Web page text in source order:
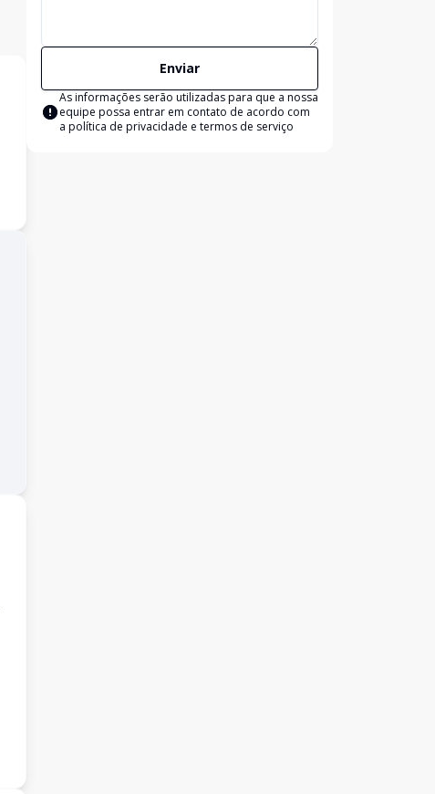
Enviar
As informações serão utilizadas para que a nossa
equipe possa entrar em contato de acordo com
a política de privacidade e termos de serviço